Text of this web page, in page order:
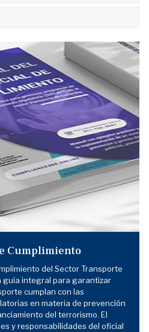
Cumplimiento
del Sector Transporte
guía integral para garantizar
cumplan con las
en materia de prevención
del terrorismo. El
y responsabilidades del oficial